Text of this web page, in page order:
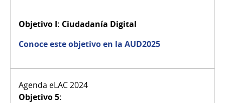
Objetivo I: Ciudadanía Digital
Conoce este objetivo en la AUD2025
Objetivo 5: